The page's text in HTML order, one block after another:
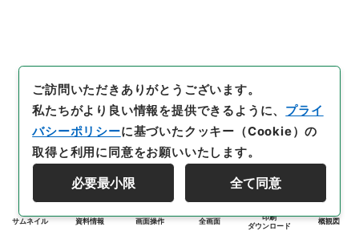
サムネイル 資料情報 画面操作 全画面
印刷
ダウンロード
概観図
ご訪問いただきありがとうございます。
私たちがより良い情報を提供できるように、 プライ
バシーポリシーに基づいたクッキー（Cookie）の
取得と利用に同意をお願いいたします。
必要最小限 全て同意